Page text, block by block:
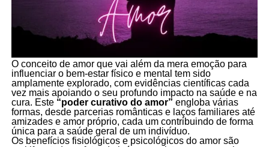
O conceito de amor que vai além da mera emoção para
influenciar o bem-estar físico e mental tem sido
amplamente explorado, com evidências científicas cada
vez mais apoiando o seu profundo impacto na saúde e na
cura. Este “poder curativo do amor” engloba várias
formas, desde parcerias românticas e laços familiares até
amizades e amor próprio, cada um contribuindo de forma
única para a saúde geral de um indivíduo.
Os benefícios fisiológicos e psicológicos do amor são